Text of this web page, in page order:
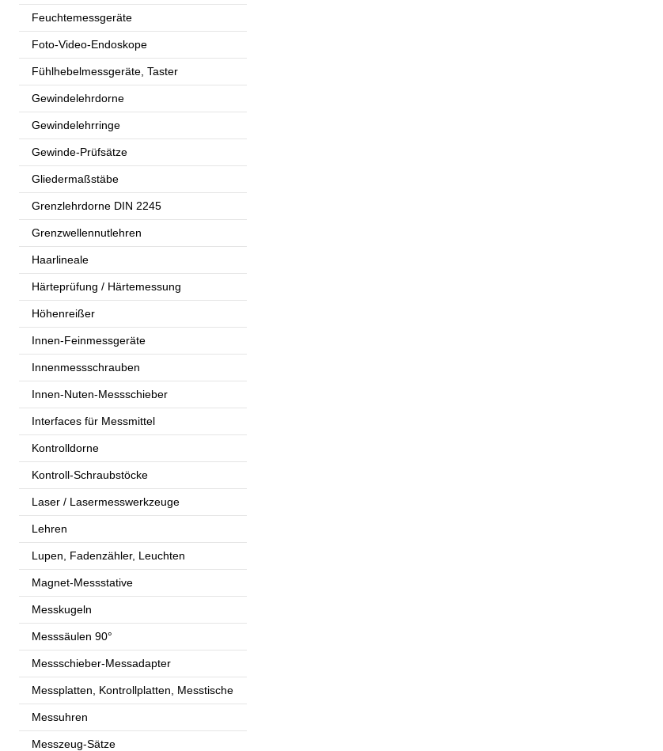
Feuchtemessgeräte
Foto-Video-Endoskope
Fühlhebelmessgeräte, Taster
Gewindelehrdorne
Gewindelehrringe
Gewinde-Prüfsätze
Gliedermaßstäbe
Grenzlehrdorne DIN 2245
Grenzwellennutlehren
Haarlineale
Härteprüfung / Härtemessung
Höhenreißer
Innen-Feinmessgeräte
Innenmessschrauben
Innen-Nuten-Messschieber
Interfaces für Messmittel
Kontrolldorne
Kontroll-Schraubstöcke
Laser / Lasermesswerkzeuge
Lehren
Lupen, Fadenzähler, Leuchten
Magnet-Messstative
Messkugeln
Messsäulen 90°
Messschieber-Messadapter
Messplatten, Kontrollplatten, Messtische
Messuhren
Messzeug-Sätze